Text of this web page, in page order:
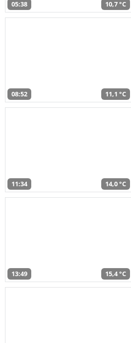
05:38 10,7 °C
08:52 11,1 °C
11:34 14,0 °C
13:49 15,4 °C